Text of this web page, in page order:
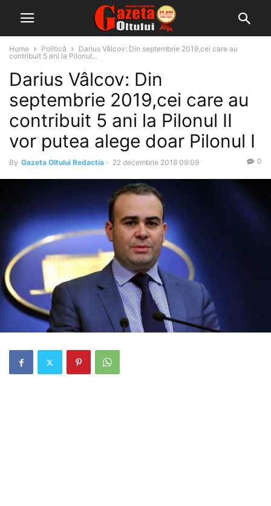
Home Politică
Darius Vâlcov: Din septembrie 2019,cei care au
contribuit 5 ani la Pilonul...
Darius Vâlcov: Din
septembrie 2019,cei care au
contribuit 5 ani la Pilonul II
vor putea alege doar Pilonul I
By Gazeta Oltului Redactia - 22 decembrie 2018 09:09 0